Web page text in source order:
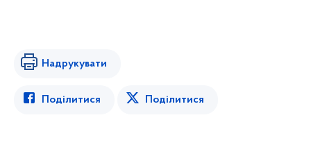
Надрукувати
Поділитися Поділитися